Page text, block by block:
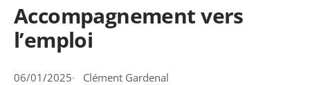
Accompagnement vers
l’emploi
06/01/2025 Clément Gardenal